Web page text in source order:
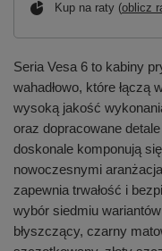
Kup na raty (oblicz
Seria Vesa 6 to kabiny
wahadłowo, które łączą
wysoką jakość
oraz dopracowane
doskonale komponują
nowoczesnymi
zapewnia trwałość i
wybór siedmiu
błyszczący, czarny